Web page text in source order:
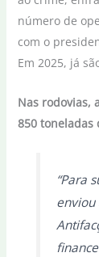
número de
com o
Em 2025, já
Nas rodovias,
850 toneladas
“Para
enviou